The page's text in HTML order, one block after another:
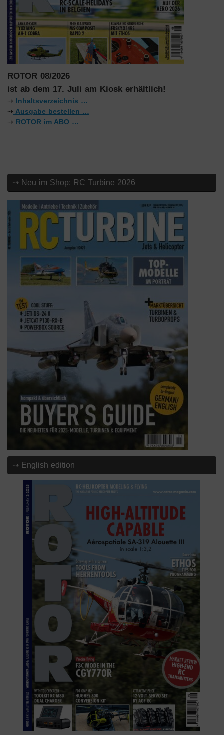
ROTOR 08/2026
ist ab dem 17. Juli am Kiosk erhältlich!
⇢ Inhaltsverzeichnis …
⇢ Ausgabe bestellen …
⇢ ROTOR im ABO …
⇢ Neu im Shop: RC Turbine 2026
⇢ English edition